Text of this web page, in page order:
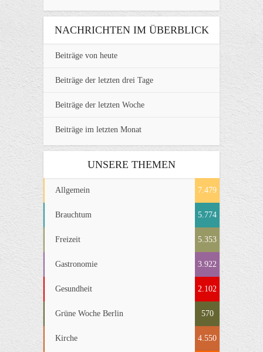
NACHRICHTEN IM ÜBERBLICK
Beiträge von heute
Beiträge der letzten drei Tage
Beiträge der letzten Woche
Beiträge im letzten Monat
UNSERE THEMEN
Allgemein 7.479
Brauchtum 5.774
Freizeit 5.353
Gastronomie 3.922
Gesundheit 2.102
Grüne Woche Berlin 570
Kirche 4.550